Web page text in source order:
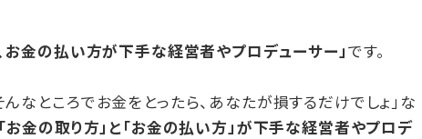
お金の払い方が下手な経営者やプロデューサー」 です。
なところでお金をとったら、あなたが損するだけでしょ」な
「お金の取り方」と「お金の払い方」が下手な経営者やプロデ